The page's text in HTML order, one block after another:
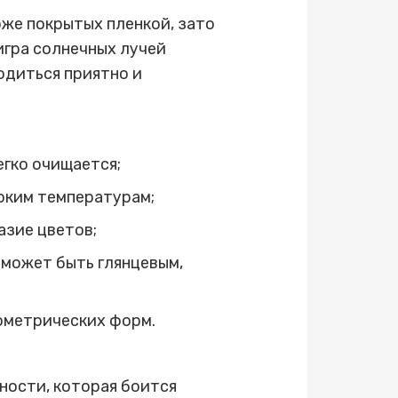
покрытых пленкой, зато
солнечных лучей
приятно и
очищается;
температурам;
цветов;
быть глянцевым,
форм.
которая боится